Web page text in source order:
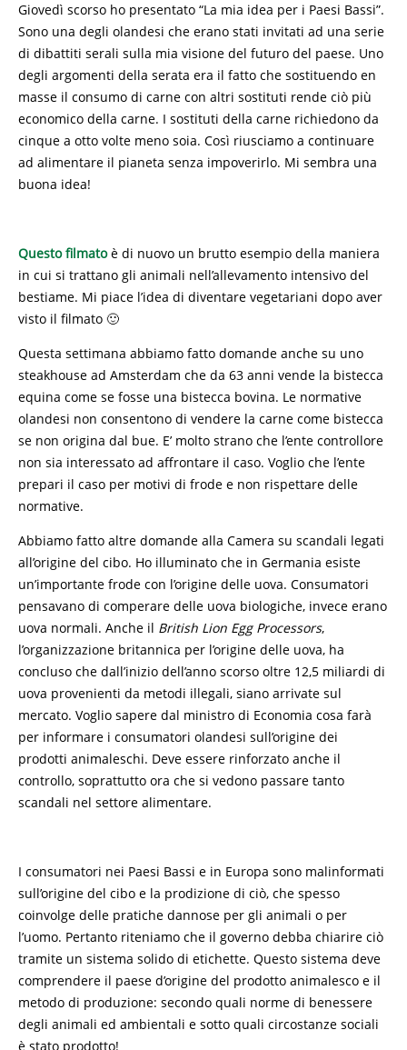
Giovedì scorso ho presentato “La mia idea per i Paesi Bassi”.
Sono una degli olandesi che erano stati invitati ad una serie
di dibattiti serali sulla mia visione del futuro del paese. Uno
degli argomenti della serata era il fatto che sostituendo en
masse il consumo di carne con altri sostituti rende ciò più
economico della carne. I sostituti della carne richiedono da
cinque a otto volte meno soia. Così riusciamo a continuare
ad alimentare il pianeta senza impoverirlo. Mi sembra una
buona idea!
Questo filmatoè di nuovo un brutto esempio della maniera
in cui si trattano gli animali nell’allevamento intensivo del
bestiame. Mi piace l’idea di diventare vegetariani dopo aver
visto il filmato 🙂
Questa settimana abbiamo fatto domande anche su uno
steakhouse ad Amsterdam che da 63 anni vende la bistecca
equina come se fosse una bistecca bovina. Le normative
olandesi non consentono di vendere la carne come bistecca
se non origina dal bue. E’ molto strano che l’ente controllore
non sia interessato ad affrontare il caso. Voglio che l’ente
prepari il caso per motivi di frode e non rispettare delle
normative.
Abbiamo fatto altre domande alla Camera su scandali legati
all’origine del cibo. Ho illuminato che in Germania esiste
un’importante frode con l’origine delle uova. Consumatori
pensavano di comperare delle uova biologiche, invece erano
uova normali. Anche il British Lion Egg Processors,
l’organizzazione britannica per l’origine delle uova, ha
concluso che dall’inizio dell’anno scorso oltre 12,5 miliardi di
uova provenienti da metodi illegali, siano arrivate sul
mercato. Voglio sapere dal ministro di Economia cosa farà
per informare i consumatori olandesi sull’origine dei
prodotti animaleschi. Deve essere rinforzato anche il
controllo, soprattutto ora che si vedono passare tanto
scandali nel settore alimentare.
I consumatori nei Paesi Bassi e in Europa sono malinformati
sull’origine del cibo e la prodizione di ciò, che spesso
coinvolge delle pratiche dannose per gli animali o per
l’uomo. Pertanto riteniamo che il governo debba chiarire ciò
tramite un sistema solido di etichette. Questo sistema deve
comprendere il paese d’origine del prodotto animalesco e il
metodo di produzione: secondo quali norme di benessere
degli animali ed ambientali e sotto quali circostanze sociali
è stato prodotto!